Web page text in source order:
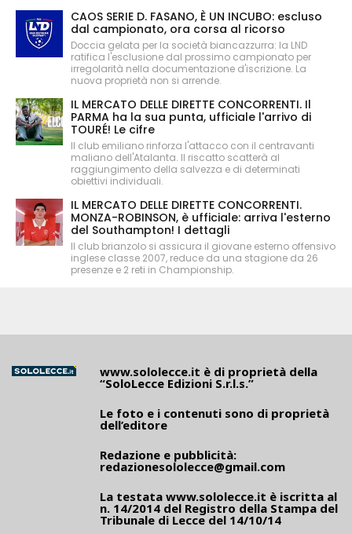
CAOS SERIE D. FASANO, È UN INCUBO: escluso
dal campionato, ora corsa al ricorso
Doccia gelata per la società biancazzurra: la LND
ratifica l'esclusione dal prossimo campionato per
irregolarità nella documentazione d'iscrizione. La
nuova proprietà non si arrende.
IL MERCATO DELLE DIRETTE CONCORRENTI. Il
PARMA ha la sua punta, ufficiale l'arrivo di
TOURÉ! Le cifre
Il club emiliano rinforza l'attacco con il centravanti
maliano dell'Atalanta. Il riscatto scatterà al
raggiungimento della salvezza e di determinati
obiettivi individuali.
IL MERCATO DELLE DIRETTE CONCORRENTI.
MONZA-ROBINSON, è ufficiale: arriva l'esterno
del Southampton! I dettagli
Il club brianzolo si assicura il giovane esterno offensivo
inglese classe 2007, reduce da una stagione da 26
presenze e 2 reti in Championship.
www.sololecce.it è di proprietà della
“SoloLecce Edizioni S.r.l.s.”
Le foto e i contenuti sono di proprietà
dell’editore
Redazione e pubblicità:
redazionesololecce@gmail.com
La testata www.sololecce.it è iscritta al
n. 14/2014 del Registro della Stampa del
Tribunale di Lecce del 14/10/14